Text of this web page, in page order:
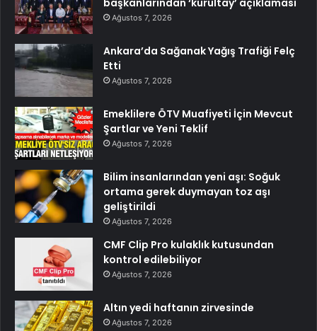
Ağustos 7, 2026
Ankara’da Sağanak Yağış Trafiği Felç
Etti
Ağustos 7, 2026
Emeklilere ÖTV Muafiyeti İçin Mevcut
Şartlar ve Yeni Teklif
Ağustos 7, 2026
Bilim insanlarından yeni aşı: Soğuk
ortama gerek duymayan toz aşı
geliştirildi
Ağustos 7, 2026
CMF Clip Pro kulaklık kutusundan
kontrol edilebiliyor
Ağustos 7, 2026
Altın yedi haftanın zirvesinde
Ağustos 7, 2026